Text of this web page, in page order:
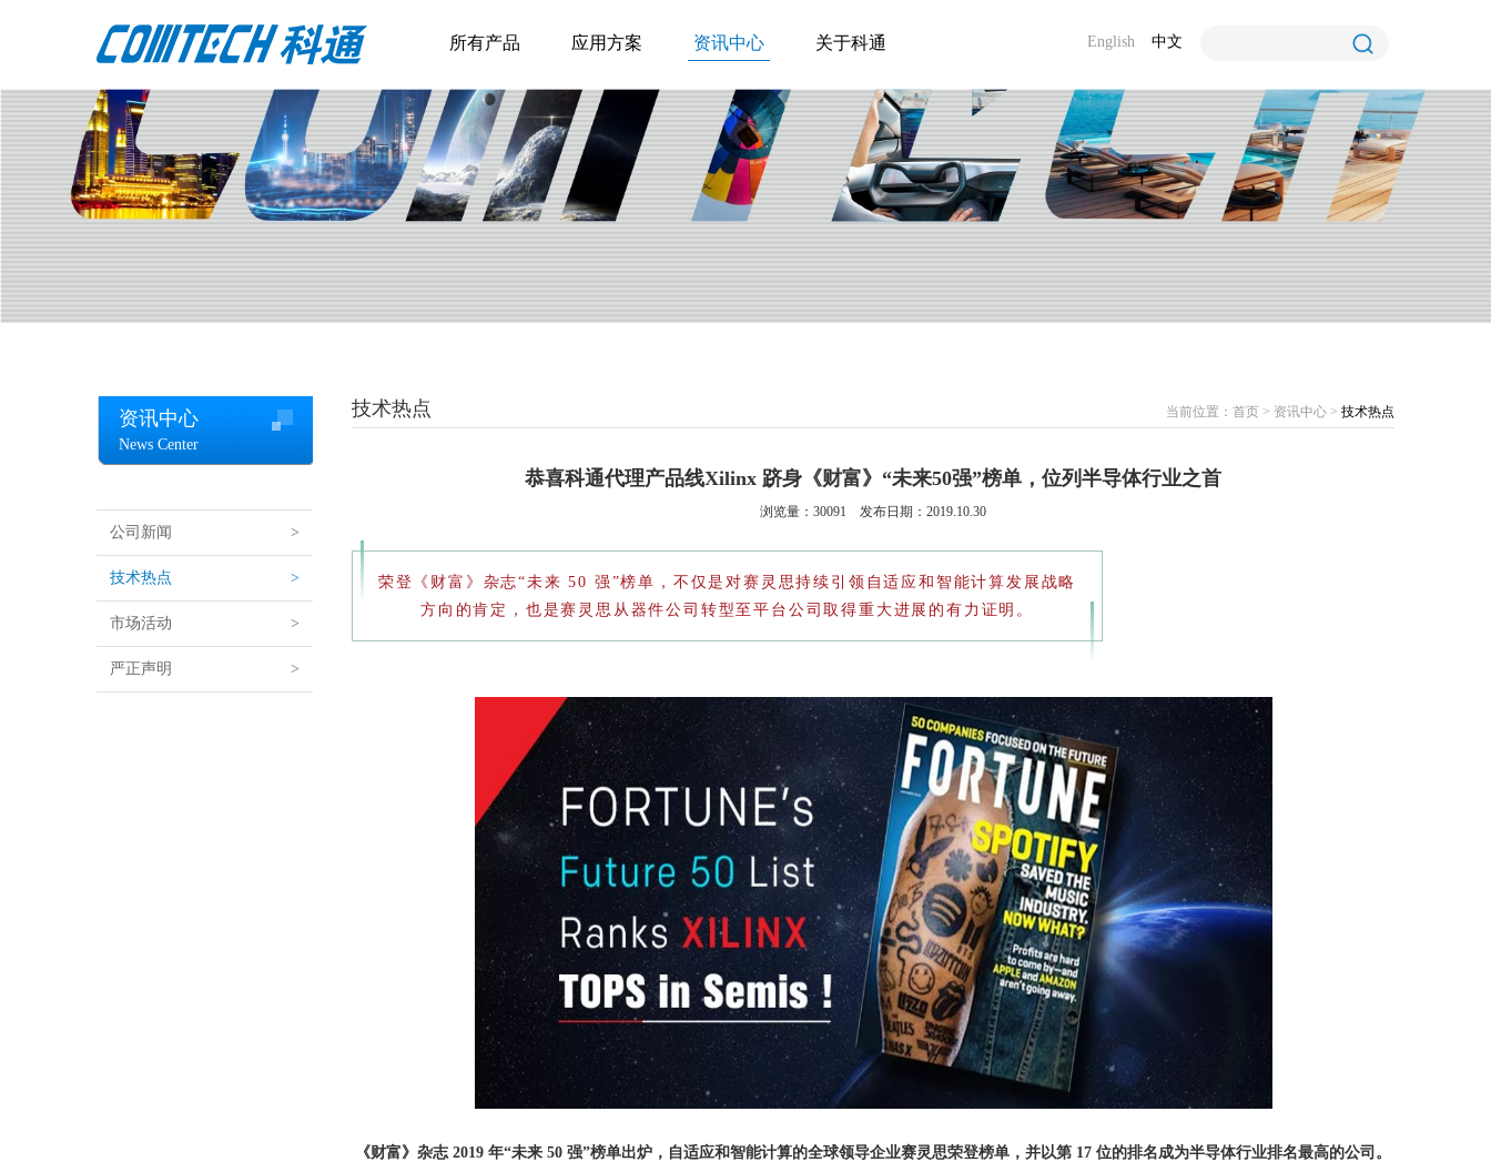
所有产品 应用方案 资讯中心 关于科通 English 中文
资讯中心
News Center
公司新闻 >
技术热点 >
市场活动 >
严正声明 >
技术热点 当前位置： 首页 > 资讯中心 > 技术热点
恭喜科通代理产品线Xilinx 跻身《财富》“未来50强”榜单，位列半导体行业之首
浏览量： 30091 发布日期：2019.10.30
荣登《财富》杂志“未来 50 强”榜单，不仅是对赛灵思持续引领自适应和智能计算发展战略
方向的肯定，也是赛灵思从器件公司转型至平台公司取得重大进展的有力证明。
《财富》杂志 2019 年“未来 50 强”榜单出炉，自适应和智能计算的全球领导企业赛灵思荣登榜单，并以第 17 位的排名成为半导体行业排名最高的公司。